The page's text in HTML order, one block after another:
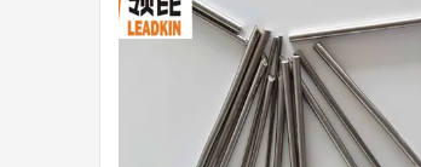
Name:Ss310 SS316 Mineral Insulated
Thermocouple Cable 2 Cores Type T
Type: K,N,E,J,T,R,B,S,Pt100 Conductor
material: NiCr-NiSi, NiCrSi-NiSi), NiCr